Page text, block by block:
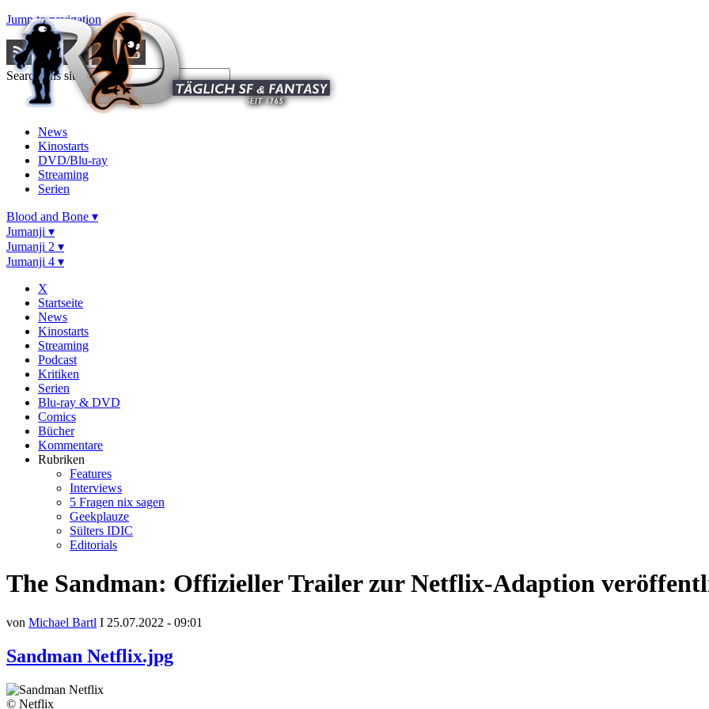
Jump to navigation
Search this site
News
Kinostarts
DVD/Blu-ray
Streaming
Serien
Blood and Bone ▾
Jumanji ▾
Jumanji 2 ▾
Jumanji 4 ▾
X
Startseite
News
Kinostarts
Streaming
Podcast
Kritiken
Serien
Blu-ray & DVD
Comics
Bücher
Kommentare
Rubriken
Features
Interviews
5 Fragen nix sagen
Geekplauze
Sülters IDIC
Editorials
The Sandman: Offizieller Trailer zur Netflix-Adaption
von Michael Bartl I 25.07.2022 - 09:01
Sandman Netflix.jpg
© Netflix